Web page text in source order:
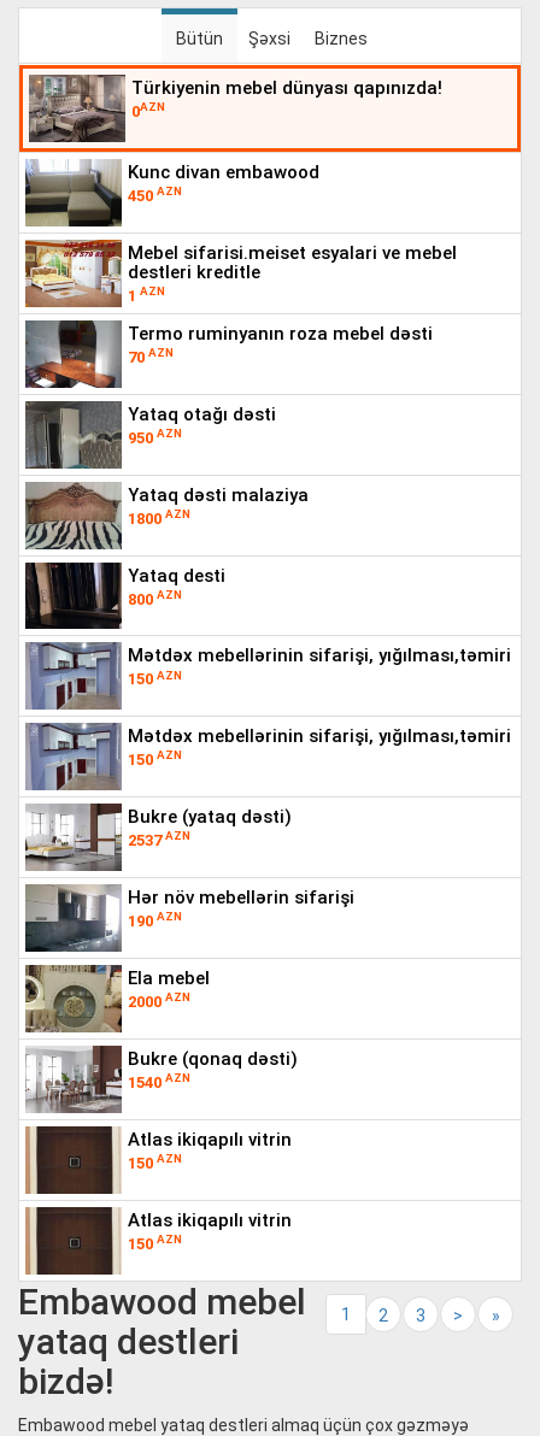
Bütün Şəxsi Biznes
türkiyenin mebel dünyası qapınızda!
0AZN
kunc divan embawood
450 AZN
mebel sifarisi.meiset esyalari ve mebel
destleri kreditle
1 AZN
termo ruminyanın roza mebel dəsti
70 AZN
yataq otağı dəsti
950 AZN
yataq dəsti malaziya
1800 AZN
yataq desti
800 AZN
mətdəx mebellərinin sifarişi, yığılması,təmiri
150 AZN
mətdəx mebellərinin sifarişi, yığılması,təmiri
150 AZN
bukre (yataq dəsti)
2537AZN
hər növ mebellərin sifarişi
190 AZN
ela mebel
2000 AZN
bukre (qonaq dəsti)
1540 AZN
atlas ikiqapılı vitrin
150 AZN
atlas ikiqapılı vitrin
150 AZN
1 2 3 > »
Embawood mebel
yataq destleri
bizdə!
Embawood mebel yataq destleri almaq üçün çox gəzməyə